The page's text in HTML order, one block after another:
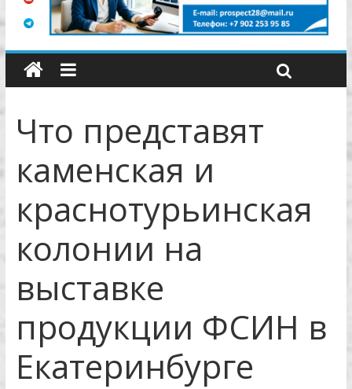
Что представят
каменская и
краснотурьинская
колонии на
выставке
продукции ФСИН в
Екатеринбурге